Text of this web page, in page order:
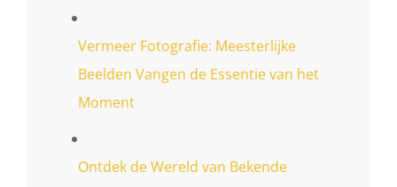
Vermeer Fotografie: Meesterlijke
Beelden Vangen de Essentie van het
Moment
Ontdek de Wereld van Bekende